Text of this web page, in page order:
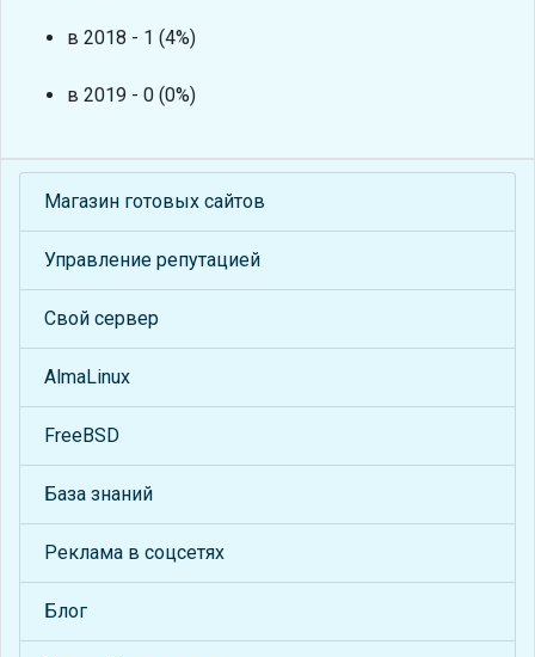
в 2018 - 1 (4%)
в 2019 - 0 (0%)
Магазин готовых сайтов
Управление репутацией
Свой сервер
AlmaLinux
FreeBSD
База знаний
Реклама в соцсетях
Блог